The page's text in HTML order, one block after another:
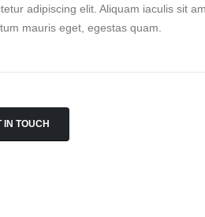
adipiscing elit. Aliquam iaculis sit
mauris eget, egestas quam.
IN TOUCH